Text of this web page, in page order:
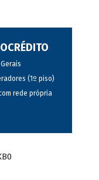
(1º piso)
rede própria